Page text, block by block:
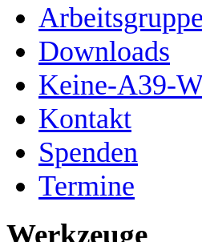
Downloads
Keine-A39-
Kontakt
Spenden
Termine
Werkzeuge